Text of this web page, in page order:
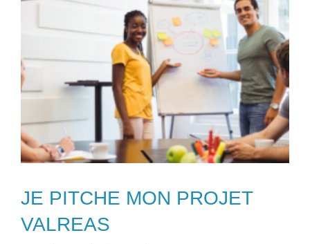
JE PITCHE MON PROJET
VALREAS